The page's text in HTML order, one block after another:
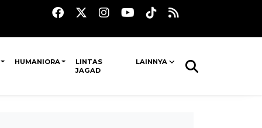
HUMANIORA
LINTAS
JAGAD
LAINNYA